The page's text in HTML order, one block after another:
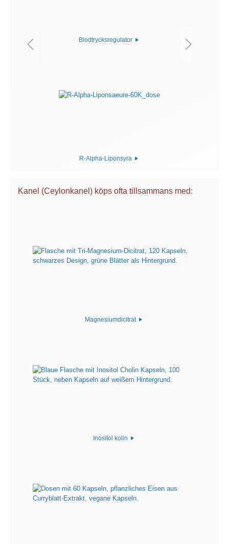
Blodtrycksregulator
R-Alpha-Liponsyra
Kanel (Ceylonkanel) köps ofta tillsammans med:
Magnesiumdicitrat
Inositol kolin